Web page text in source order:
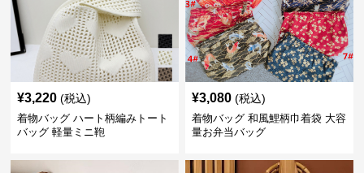
¥3,220 (税込)
着物バッグ ハート柄編みトート
バッグ 軽量ミニ鞄
¥3,080 (税込)
着物バッグ 和風鯉柄巾着袋 大容
量お弁当バッグ